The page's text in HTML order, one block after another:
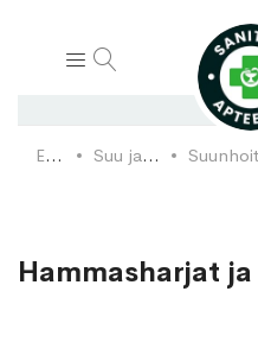
Etusivu Suu ja hampaat
Hammasharjat